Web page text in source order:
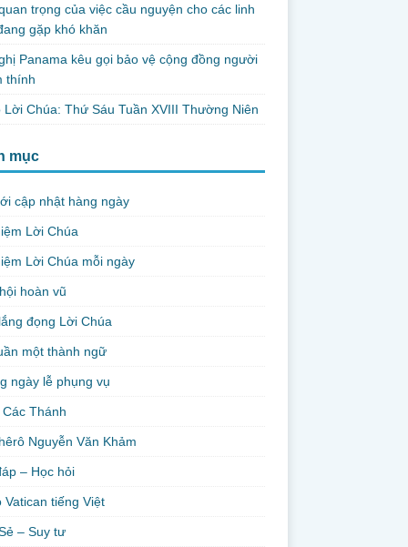
trọng của việc cầu nguyện cho các linh
gặp khó khăn
Panama kêu gọi bảo vệ cộng đồng người
thính
Lời Chúa: Thứ Sáu Tuần XVIII Thường Niên
mục
cập nhật hàng ngày
Lời Chúa
Lời Chúa mỗi ngày
hoàn vũ
đọng Lời Chúa
một thành ngữ
ngày lễ phụng vụ
Các Thánh
Nguyễn Văn Khảm
– Học hỏi
Vatican tiếng Việt
– Suy tư